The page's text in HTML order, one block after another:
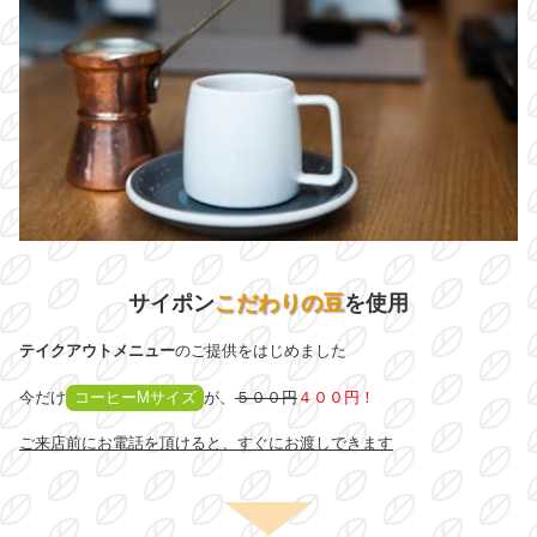
サイポンこだわりの豆を使用
テイクアウトメニューのご提供をはじめました
今だけ コーヒーMサイズ が、５００円 ４００円！
ご来店前にお電話を頂けると、すぐにお渡しできます